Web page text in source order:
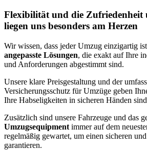
Flexibilität und die Zufriedenheit
liegen uns besonders am Herzen
Wir wissen, dass jeder Umzug einzigartig
angepasste Lösungen, die exakt auf Ihre
und Anforderungen abgestimmt sind.
Unsere klare Preisgestaltung und der
Versicherungsschutz für Umzüge geben
Ihre Habseligkeiten in sicheren Händen
Zusätzlich sind unsere Fahrzeuge und das
Umzugsequipment immer auf dem
regelmäßig gewartet, um einen sicheren
garantieren.